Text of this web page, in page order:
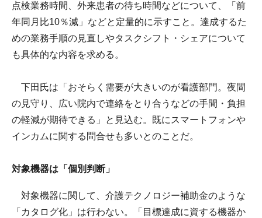
点検業務時間、外来患者の待ち時間などについて、「前
年同月比10％減」などと定量的に示すこと。達成するた
めの業務手順の見直しやタスクシフト・シェアについて
も具体的な内容を求める。
下田氏は「おそらく需要が大きいのが看護部門。夜間
の見守り、広い院内で連絡をとり合うなどの手間・負担
の軽減が期待できる」と見込む。既にスマートフォンや
インカムに関する問合せも多いとのことだ。
対象機器は「個別判断」
対象機器に関して、介護テクノロジー補助金のような
「カタログ化」は行わない。「目標達成に資する機器か